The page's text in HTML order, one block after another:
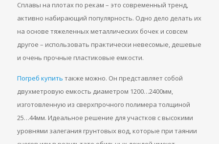
Сплавы на плотах по рекам – это современный тренд,
активно набирающий популярность. Одно дело делать их
на основе тяжеленных металлических бочек и совсем
другое – использовать практически невесомые, дешевые
и очень прочные пластиковые емкости.
Погреб купить также можно. Он представляет собой
двухметровую емкость диаметром 1200…2400мм,
изготовленную из сверхпрочного полимера толщиной
25…44мм. Идеальное решение для участков с высокими
уровнями залегания грунтовых вод, которые при таянии